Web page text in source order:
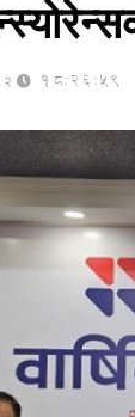
18:26:59